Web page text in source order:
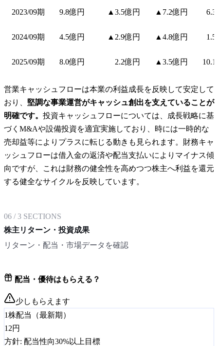
2023/09期 9.8億円 ▲3.5億円 ▲7.2億円
2024/09期 4.5億円 ▲2.9億円 ▲4.8億円
2025/09期 8.0億円 2.2億円 ▲3.5億円
営業キャッシュフローは本業の利益成長を反映して安定して
おり、 堅調な事業運営がキャッシュ創出を支えていることが
明確です。 投資キャッシュフローについては、成長戦略に基
づくM&Aや設備投資を適宜実施しており、時には一時的な
売却益等によりプラスに転じる動きも見られます。財務キャ
ッシュフローは借入金の返済や配当支払いによりマイナス傾
向ですが、これは財務の健全性を高めつつ株主へ利益を還元
する健全なサイクルを反映しています。
06 /3 SECTIONS
株主リターン・投資成果
リターン・配当・市場データを確認
配当・優待はもらえる？
少しもらえます
1株配当（最新期）
12円
方針: 配当性向30%以上目標